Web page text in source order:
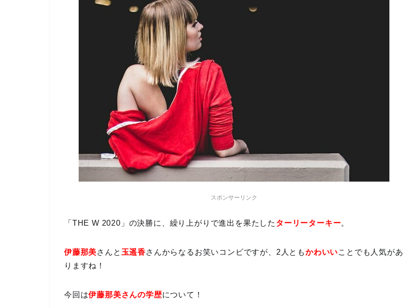
スポンサーリンク
「THE W 2020」の決勝に、繰り上がりで進出を果たした ターリーターキー。
伊藤那美さんと 玉遥香さんからなるお笑いコンビですが、2人ともかわいいことでも人気があ
りますね！
今回は伊藤那美さんの学歴について！